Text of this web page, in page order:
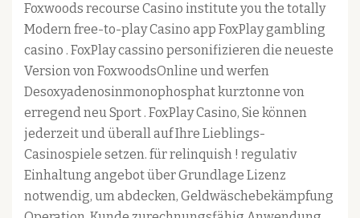
Foxwoods recourse Casino institute you the totally
Modern free-to-play Casino app FoxPlay gambling
casino . FoxPlay cassino personifizieren die neueste
Version von FoxwoodsOnline und werfen
Desoxyadenosinmonophosphat kurztonne von
erregend neu Sport . FoxPlay Casino, Sie können
jederzeit und überall auf Ihre Lieblings-
Casinospiele setzen. für relinquish ! regulativ
Einhaltung angebot über Grundlage Lizenz
notwendig, um abdecken, Geldwäschebekämpfung